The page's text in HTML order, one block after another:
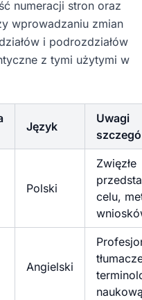
numeracji stron oraz
wprowadzaniu zmian
i podrozdziałów
z tymi użytymi w
Język
Uwagi
Polski
Zwięzłe
celu,
Angielski